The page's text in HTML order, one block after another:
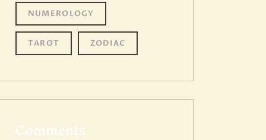
NUMEROLOGY
TAROT ZODIAC
Comments